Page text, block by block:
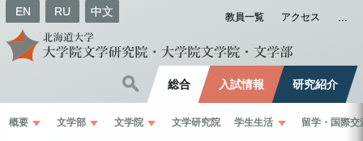
EN RU 中文 教員一覧 アクセス
総合 入試情報 研究紹介
概要 文学部 文学院 文学研究院 学生生活 留学 ・ 国際交